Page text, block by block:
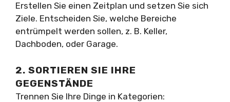
Erstellen Sie einen Zeitplan und setzen Sie sich
Ziele. Entscheiden Sie, welche Bereiche
entrümpelt werden sollen, z. B. Keller,
Dachboden, oder Garage.
2. SORTIEREN SIE IHRE
GEGENSTÄNDE
Trennen Sie Ihre Dinge in Kategorien: